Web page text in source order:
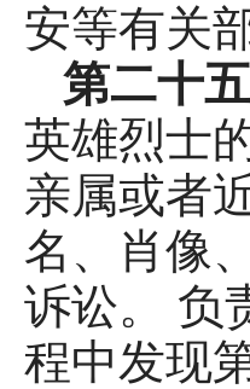
安等有关
第二十
英雄烈士
亲属或者
名、肖像
诉讼。 负
程中发现